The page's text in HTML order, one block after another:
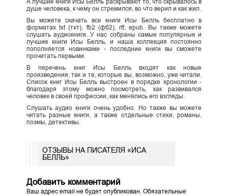
А лучшие книги Исы Белль раскрывают то, что скрывалось в
душе человека, к чему он стремился, во что верил и как жил.
Вы можете скачать все книги Исы Белль бесплатно в
форматах txt (тхт), fb2 (фб2), rtf, epub. Вы также можете
слушать аудиокниги. У нас собраны самые популярные и
лучшие книги Исы Белль, и наша коллекция постоянно
пополняется новинками - последние книги вы сможете
прочитать первыми.
В перечень книг Исы Белль входят как новые
произведения, так и те, которые вы, возможно, уже читали.
Список книг Исы Белль выстроен в порядке хронологии -
благодаря этому можно посмотреть, как развивался
человек в своей профессии, как менялись его взгляды.
Слушать аудио книги очень удобно. Но также вы можете
читать разные книги, а также отдельные стихи, романы,
поэмы, детективы.
ОТЗЫВЫ НА ПИСАТЕЛЯ «ИСА
БЕЛЛЬ»
Добавить комментарий
Ваш адрес email не будет опубликован.Обязательные